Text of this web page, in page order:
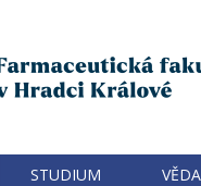
STUDIUM